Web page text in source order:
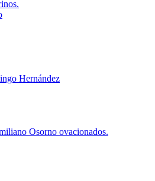
Hernández
Osorno ovacionados.